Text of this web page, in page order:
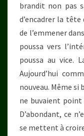
brandit non pas
d’encadrer la
de l’emmener
poussa vers
poussa au vice.
Aujourd’hui
nouveau. Même si
ne buvaient point
D’abondant, ce
se mettent à